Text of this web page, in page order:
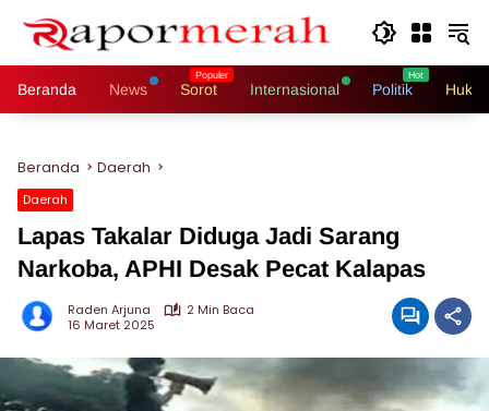
Beranda News Sorot Internasional Politik
Beranda Daerah
Daerah
Lapas Takalar Diduga Jadi Sarang
Narkoba, APHI Desak Pecat Kalapas
Raden Arjuna
2 Min Baca
16 Maret 2025